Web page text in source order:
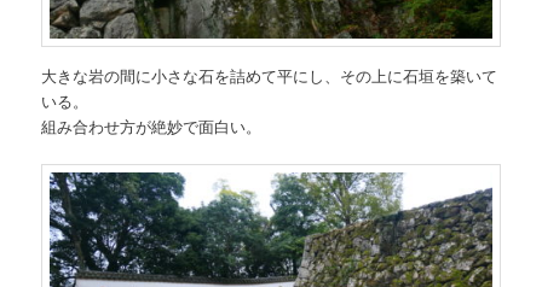
大きな岩の間に小さな石を詰めて平にし、その上に石垣を築いて
いる。
組み合わせ方が絶妙で面白い。